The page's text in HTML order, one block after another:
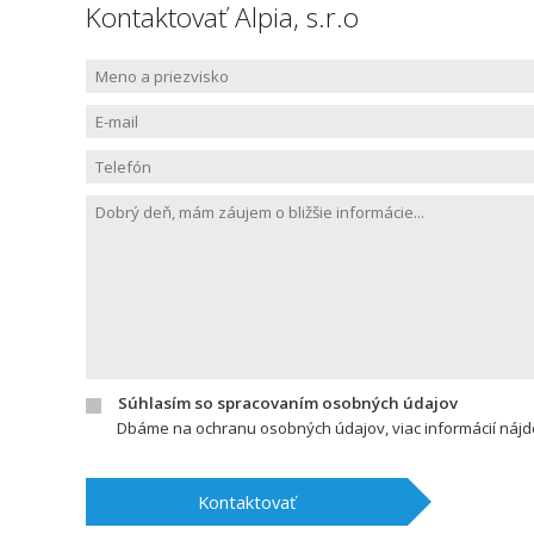
Kontaktovať Alpia, s.r.o
Súhlasím so spracovaním osobných údajov
Dbáme na ochranu osobných údajov, viac informácií
Kontaktovať